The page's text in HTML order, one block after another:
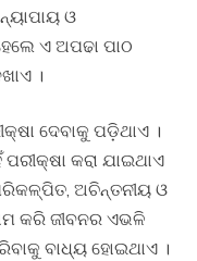
ଓ
ଏ ଅପଢା ପାଠ
।
ଦେବାକୁ ପଡ଼ିଥାଏ ।
କରା ଯାଇଥାଏ
ଅଚିନ୍ତନୀୟ ଓ
କରି ଜୀବନର ଏଭଳି
ବାଧ୍ୟ ହୋଇଥାଏ ।